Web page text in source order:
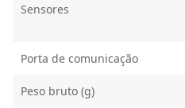
Sensores
Porta de comunicação
Peso bruto (g)